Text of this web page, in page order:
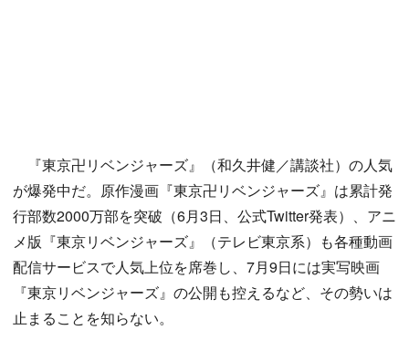
『東京卍リベンジャーズ』（和久井健／講談社）の人気
が爆発中だ。原作漫画『東京卍リベンジャーズ』は累計発
行部数2000万部を突破（6月3日、公式Twitter発表）、アニ
メ版『東京リベンジャーズ』（テレビ東京系）も各種動画
配信サービスで人気上位を席巻し、7月9日には実写映画
『東京リベンジャーズ』の公開も控えるなど、その勢いは
止まることを知らない。